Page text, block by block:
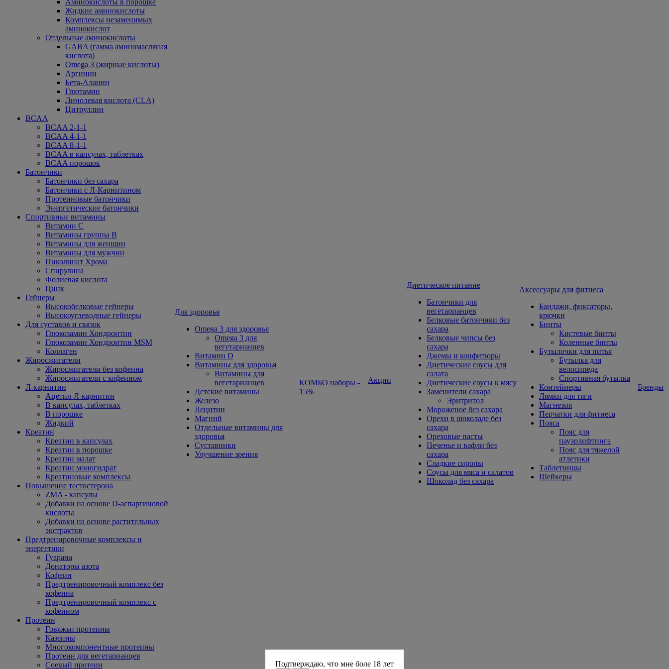
Аминокислоты в порошке
Жидкие аминокислоты
Комплексы незаменимых
аминокислот
Отдельные аминокислоты
GABA (гамма аминомасляная
кислота)
Omega 3 (жирные кислоты)
Аргинин
Бета-Аланин
Глютамин
Линолевая кислота (CLA)
Цитруллин
BCAA
BCAA 2-1-1
BCAA 4-1-1
BCAA 8-1-1
BCAA в капсулах, таблетках
BCAA порошок
Батончики
Батончики без сахара
Батончики с Л-Карнитином
Протеиновые батончики
Энергетические батончики
Спортивные витамины
Витамин С
Витамины группы В
Витамины для женщин
Витамины для мужчин
Пиколинат Хрома
Спирулина
Фолиевая кислота
Цинк
Гейнеры
Высокобелковые гейнеры
Высокоуглеводные гейнеры
Для суставов и связок
Глюкозамин Хондроитин
Глюкозамин Хондроитин MSM
Коллаген
Жиросжигатели
Жиросжигатели без кофеина
Жиросжигатели с кофеином
Л-карнитин
Ацетил-Л-карнитин
В капсулах, таблетках
В порошке
Жидкий
Креатин
Креатин в капсулах
Креатин в порошке
Креатин малат
Креатин моногидрат
Креатиновые комплексы
Повышение тестостерона
ZMA - капсулы
Добавки на основе D-аспаргиновой
кислоты
Добавки на основе растительных
экстрактов
Предтренировочные комплексы и
энергетики
Гуарана
Донаторы азота
Кофеин
Предтренировочный комплекс без
кофеина
Предтренировочный комплекс с
кофеином
Протеин
Говяжьи протеины
Казеины
Многокомпонентные протеины
Протеин для вегетарианцев
Соевый протеин
Для здоровья
Omega 3 для здоровья
Omega 3 для
вегетарианцев
Витамин D
Витамины для здоровья
Витамины для
вегетарианцев
Детские витамины
Железо
Лецитин
Магний
Отдельные витамины для
здоровья
Суставники
Улучшение зрения
КОМБО наборы -
15%
Акции
Диетическое питание
Батончики для
вегетарианцев
Белковые батончики без
сахара
Белковые чипсы без
сахара
Джемы и конфитюры
Диетические соусы для
салата
Диетические соусы к мясу
Заменители сахара
Эритритол
Мороженое без сахара
Орехи в шоколаде без
сахара
Ореховые пасты
Печенье и вафли без
сахара
Сладкие сиропы
Соусы для мяса и салатов
Шоколад без сахара
Aксессуары для фитнеса
Бандажи, фиксаторы,
крючки
Бинты
Кистевые бинты
Коленные бинты
Бутылочки для питья
Бутылка для
велосипеда
Спортивная бутылка
Контейнеры
Лямки для тяги
Магнезия
Перчатки для фитнеса
Пояса
Пояс для
пауэрлифтинга
Пояс для тяжелой
атлетики
Таблетницы
Шейкеры
Бренды
Подтверждаю, что мне боле 18 лет